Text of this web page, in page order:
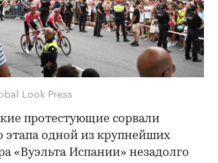
Look Press
протестующие сорвали
этапа одной из крупнейших
«Вуэльта Испании» незадолго